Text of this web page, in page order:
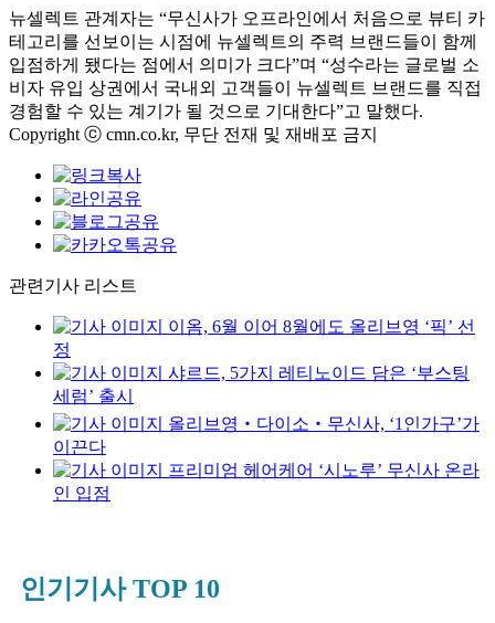
뉴셀렉트 관계자는 “무신사가 오프라인에서 처음으로 뷰티 카
테고리를 선보이는 시점에 뉴셀렉트의 주력 브랜드들이 함께
입점하게 됐다는 점에서 의미가 크다”며 “성수라는 글로벌 소
비자 유입 상권에서 국내외 고객들이 뉴셀렉트 브랜드를 직접
경험할 수 있는 계기가 될 것으로 기대한다”고 말했다.
Copyright ⓒ cmn.co.kr, 무단 전재 및 재배포 금지
관련기사 리스트
이옴, 6월 이어 8월에도 올리브영 ‘픽’ 선
정
샤르드, 5가지 레티노이드 담은 ‘부스팅
세럼’ 출시
올리브영‧다이소‧무신사, ‘1인가구’가
이끈다
프리미엄 헤어케어 ‘시노루’ 무신사 온라
인 입점
인기기사 TOP 10